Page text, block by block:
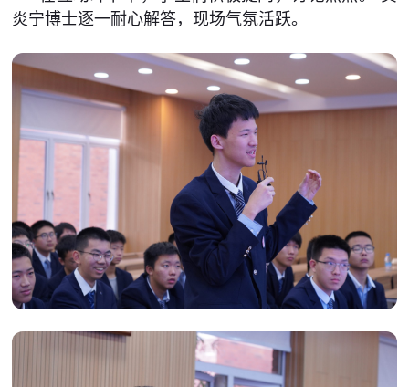
炎宁博士逐一耐心解答，现场气氛活跃。